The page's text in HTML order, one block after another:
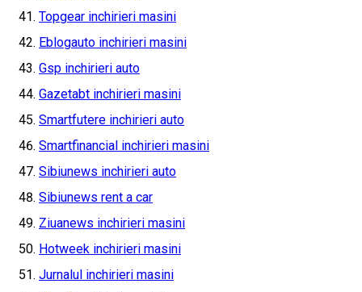
Topgear inchirieri masini
Eblogauto inchirieri masini
Gsp inchirieri auto
Gazetabt inchirieri masini
Smartfutere inchirieri auto
Smartfinancial inchirieri masini
Sibiunews inchirieri auto
Sibiunews rent a car
Ziuanews inchirieri masini
Hotweek inchirieri masini
Jurnalul inchirieri masini